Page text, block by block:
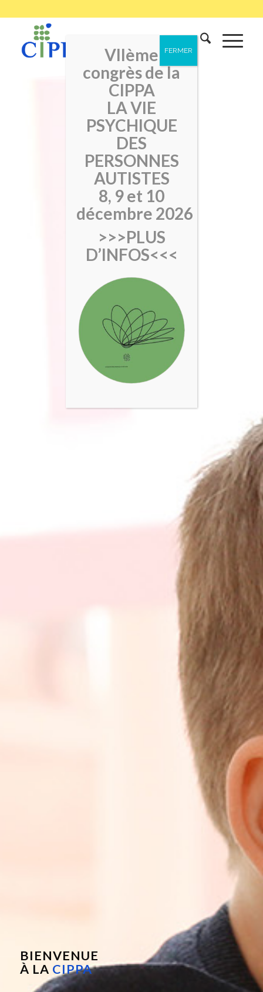
BIENVENUE
À LA CIPPA
VIIème
congrès de la
CIPPA
LA VIE
PSYCHIQUE
DES
PERSONNES
AUTISTES
8, 9 et 10
décembre 2026
>>>PLUS
D’INFOS<<<